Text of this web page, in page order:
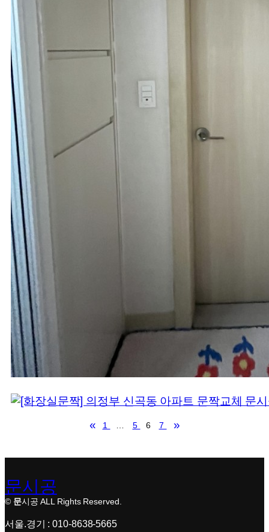
« 1 … 5 6 7 »
문시공
© 문시공 ALL Rights Reserved.
서울.경기 : 010-8638-5665